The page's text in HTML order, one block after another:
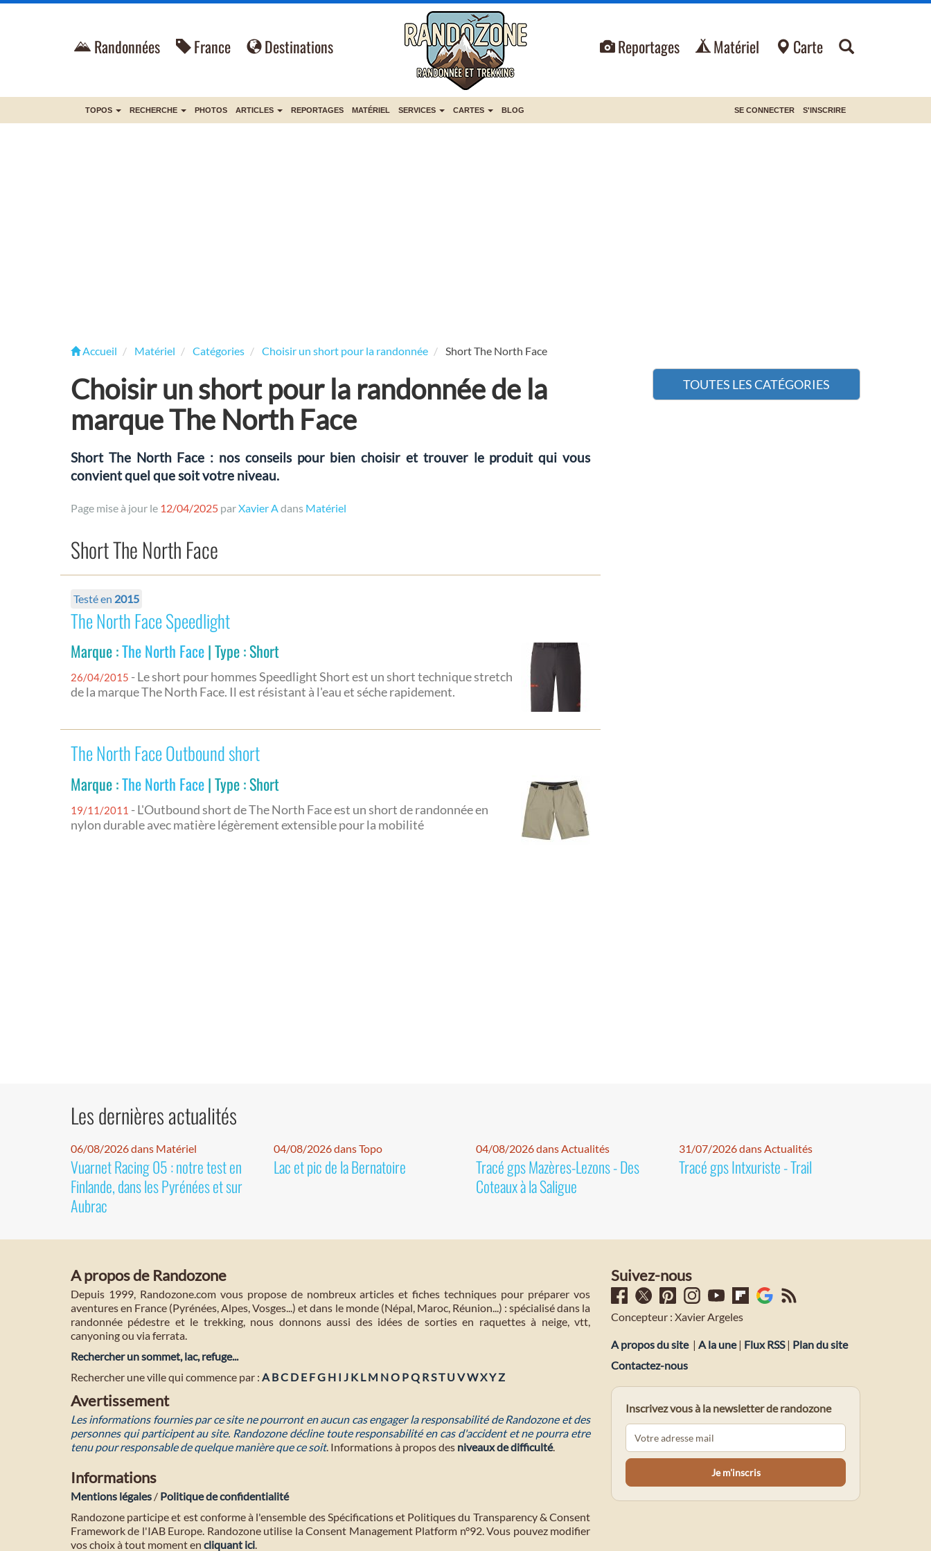
Randonnées France Destinations Reportages Matériel Carte
TOPOS RECHERCHE PHOTOS ARTICLES REPORTAGES MATÉRIEL SERVICES CARTES BLOG SE CONNECTER S'INSCRIRE
Accueil Matériel Catégories Choisir un short pour la randonnée Short The North Face
Choisir un short pour la randonnée de la
marque The North Face
Short The North Face : nos conseils pour bien choisir et trouver le produit qui vous
convient quel que soit votre niveau.
Page mise à jour le 12/04/2025 parXavier Adans Matériel
Short The North Face
Testé en 2015
The North Face Speedlight
Marque :The North Face| Type : Short
26/04/2015 - Le short pour hommes Speedlight Short est un short technique stretch
de la marque The North Face. Il est résistant à l'eau et séche rapidement.
The North Face Outbound short
Marque :The North Face| Type : Short
19/11/2011 - L'Outbound short de The North Face est un short de randonnée en
nylon durable avec matière légèrement extensible pour la mobilité
TOUTES LES CATÉGORIES
Les dernières actualités
06/08/2026 dans Matériel
Vuarnet Racing 05 : notre test en
Finlande, dans les Pyrénées et sur
Aubrac
04/08/2026 dans Topo
Lac et pic de la Bernatoire
04/08/2026 dans Actualités
Tracé gps Mazères-Lezons - Des
Coteaux à la Saligue
31/07/2026 dans Actualités
Tracé gps Intxuriste - Trail
A propos de Randozone
Depuis 1999, Randozone.com vous propose de nombreux articles et fiches techniques pour préparer vos
aventures en France (Pyrénées, Alpes, Vosges...) et dans le monde (Népal, Maroc, Réunion...) : spécialisé dans la
randonnée pédestre et le trekking, nous donnons aussi des idées de sorties en raquettes à neige, vtt,
canyoning ou via ferrata.
Rechercher un sommet, lac, refuge...
Rechercher une ville qui commence par : A BC D E FG H I J K L M NO PQ R ST U VWXY Z
Avertissement
Les informations fournies par ce site ne pourront en aucun cas engager la responsabilité de Randozone et des
personnes qui participent au site. Randozone décline toute responsabilité en cas d'accident et ne pourra etre
tenu pour responsable de quelque manière que ce soit. Informations à propos des niveaux de difficulté.
Informations
Mentions légales / Politique de confidentialité
Randozone participe et est conforme à l'ensemble des Spécifications et Politiques du Transparency & Consent
Framework de l'IAB Europe. Randozone utilise la Consent Management Platform n°92. Vous pouvez modifier
vos choix à tout moment en cliquant ici
Suivez-nous
Concepteur : Xavier Argeles
A propos du site | A la une| Flux RSS| Plan du site
Contactez-nous
Inscrivez vous à la newsletter de randozone